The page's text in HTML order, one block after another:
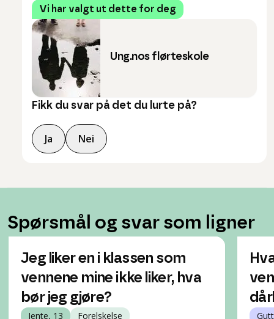
Vi har valgt ut dette for deg
Ung.nos flørteskole
Fikk du svar på det du lurte på?
Ja Nei
Spørsmål og svar som ligner
Jeg liker en i klassen som
vennene mine ikke liker, hva
bør jeg gjøre?
Jente, 13 Forelskelse